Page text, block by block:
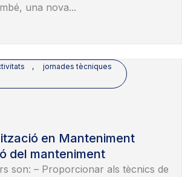
una nova...
, jornades tècniques
en Manteniment
del manteniment
son: – Proporcionar als tècnics de